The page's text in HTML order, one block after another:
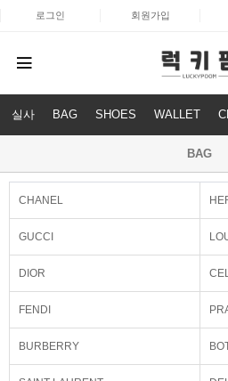
로그인 회원가입
실사 BAG SHOES WALLET
BAG
CHANEL
GUCCI
DIOR
FENDI
BURBERRY